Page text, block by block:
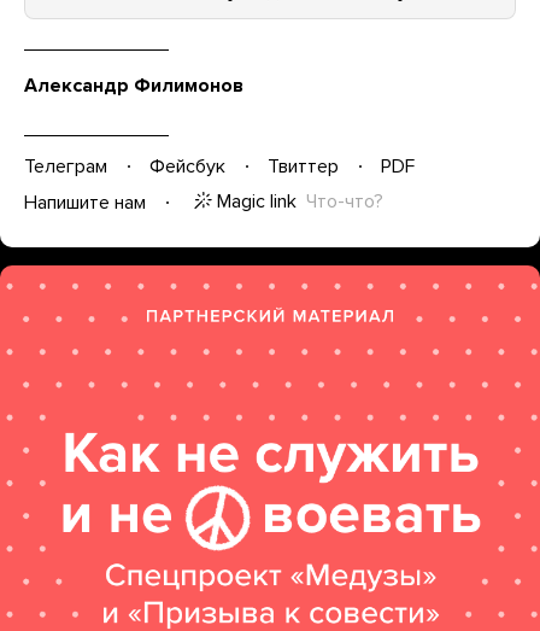
Александр Филимонов
Телеграм Фейсбук Твиттер
PDF
Напишите нам
Magic link Что-что?